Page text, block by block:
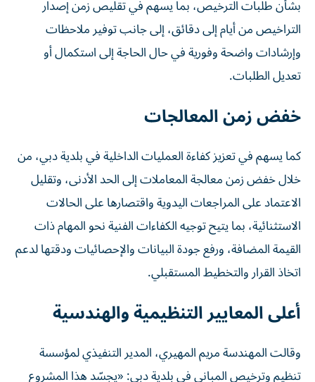
بشأن طلبات الترخيص، بما يسهم في تقليص زمن إصدار
التراخيص من أيام إلى دقائق، إلى جانب توفير ملاحظات
وإرشادات واضحة وفورية في حال الحاجة إلى استكمال أو
تعديل الطلبات.
خفض زمن المعالجات
كما يسهم في تعزيز كفاءة العمليات الداخلية في بلدية دبي، من
خلال خفض زمن معالجة المعاملات إلى الحد الأدنى، وتقليل
الاعتماد على المراجعات اليدوية واقتصارها على الحالات
الاستثنائية، بما يتيح توجيه الكفاءات الفنية نحو المهام ذات
القيمة المضافة، ورفع جودة البيانات والإحصائيات ودقتها لدعم
اتخاذ القرار والتخطيط المستقبلي.
أعلى المعايير التنظيمية والهندسية
وقالت المهندسة مريم المهيري، المدير التنفيذي لمؤسسة
تنظيم وترخيص المباني في بلدية دبي: «يجسّد هذا المشروع